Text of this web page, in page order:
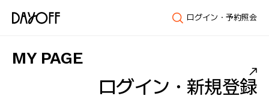
ログイン・予約照会
MY PAGE
ログイン・新規登録